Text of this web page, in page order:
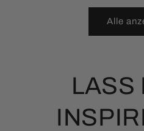
Alle
LASS